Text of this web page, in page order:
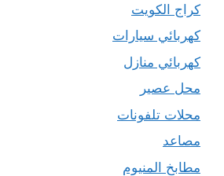
كراج الكويت
كهربائي سيارات
كهربائي منازل
محل عصير
محلات تلفونات
مصاعد
مطابخ المنيوم